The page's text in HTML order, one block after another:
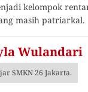
kelompok
masih patriarkal.
Wulandari
SMKN 26 Jakarta.